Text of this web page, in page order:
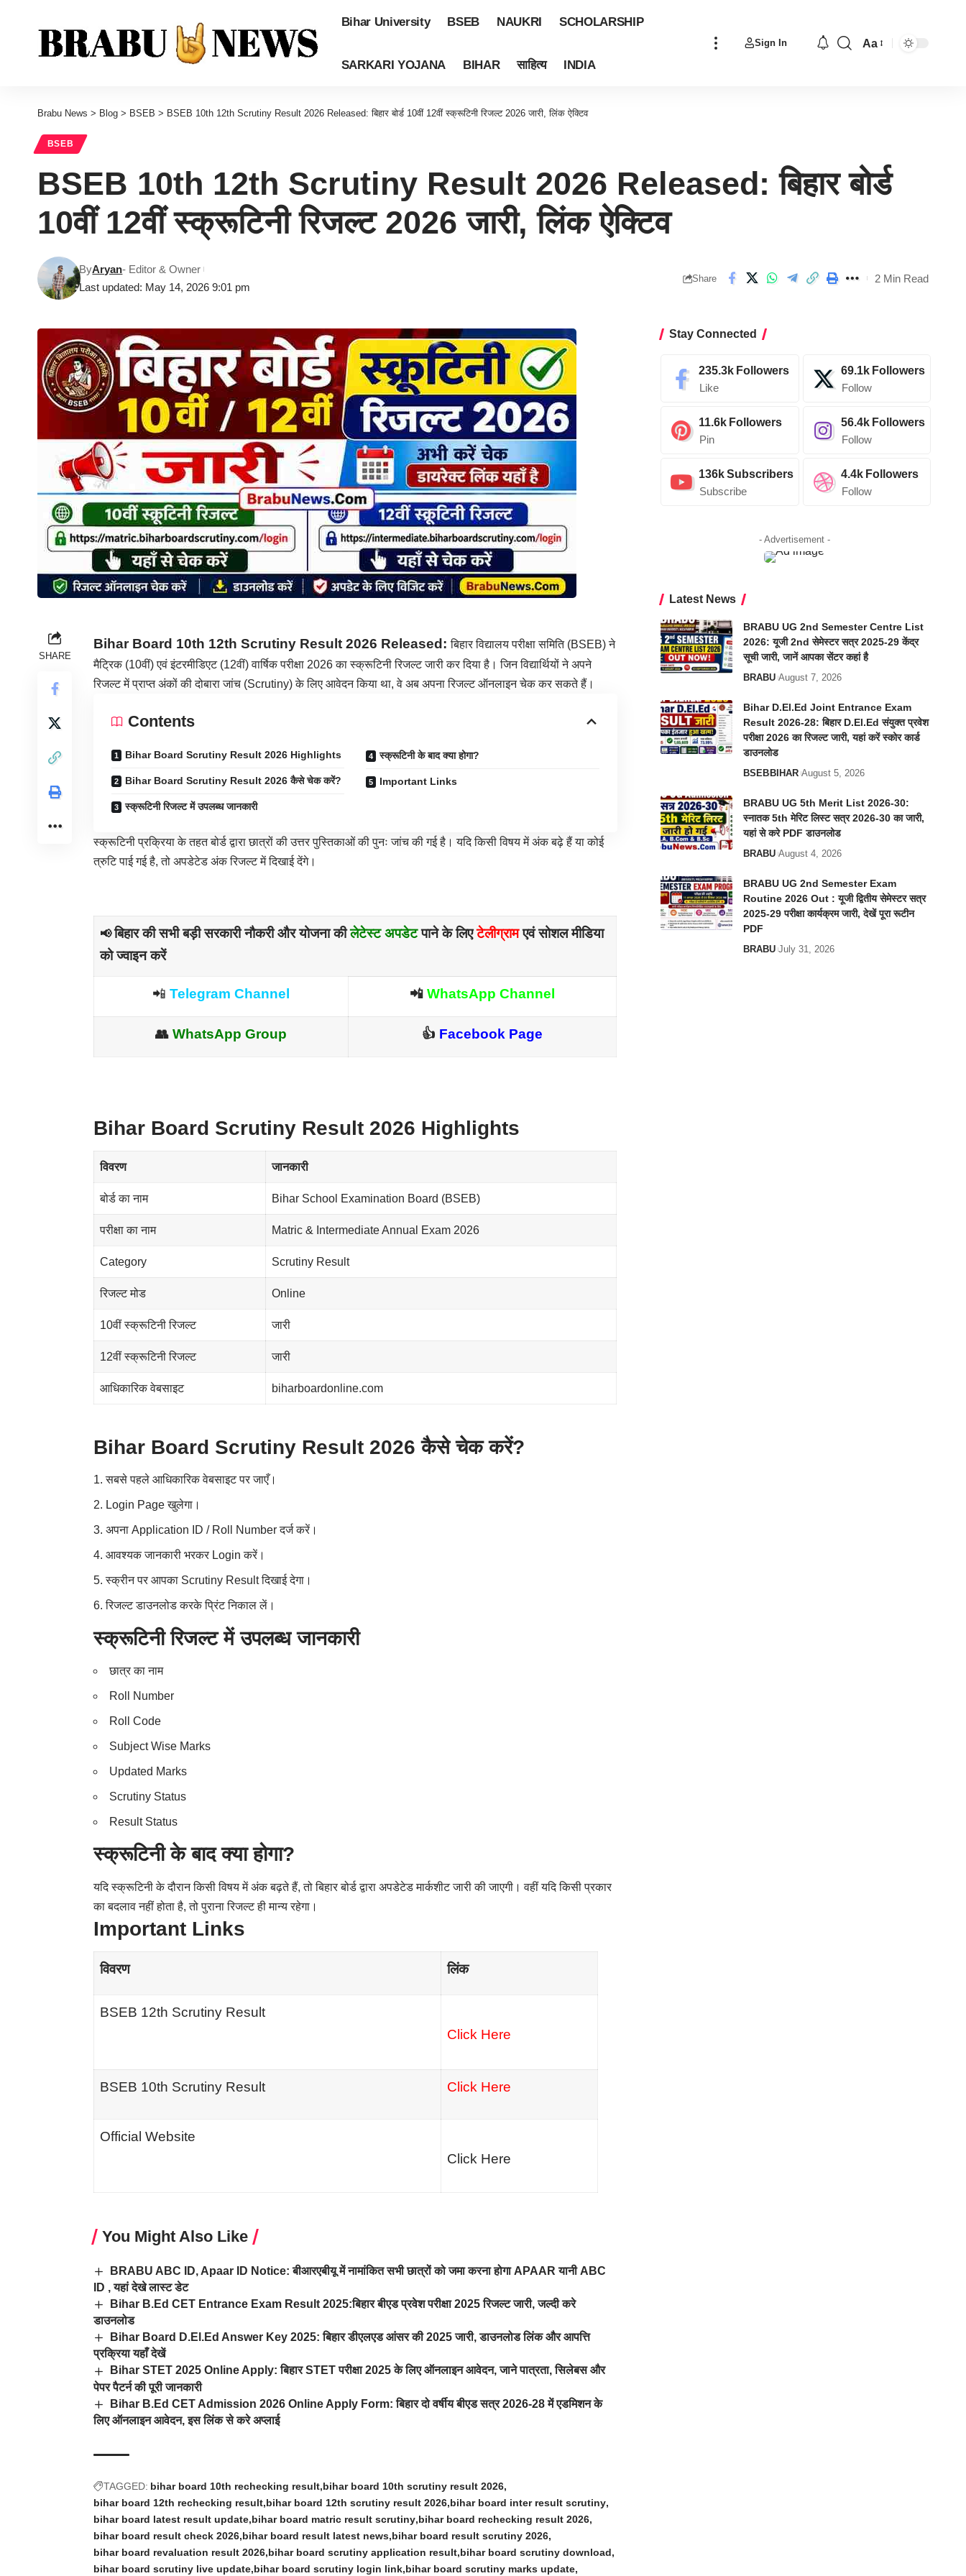
Bihar University BSEB NAUKRI SCHOLARSHIP
SARKARI YOJANA BIHAR साहित्य INDIA
Sign In Aa
Brabu News > Blog > BSEB > BSEB 10th 12th Scrutiny Result 2026 Released: बिहार बोर्ड 10वीं 12वीं स्क्रूटिनी रिजल्ट 2026 जारी, लिंक ऐक्टिव
BSEB
BSEB 10th 12th Scrutiny Result 2026 Released: बिहार बोर्ड
10वीं 12वीं स्क्रूटिनी रिजल्ट 2026 जारी, लिंक ऐक्टिव
Last updated: May 14, 2026 9:01 pm
ByAryan- Editor & Owner
Share 2 Min Read
SHARE
Bihar Board 10th 12th Scrutiny Result 2026 Released:बिहार विद्यालय परीक्षा समिति (BSEB) ने
मैट्रिक (10वीं) एवं इंटरमीडिएट (12वीं) वार्षिक परीक्षा 2026 का स्क्रूटिनी रिजल्ट जारी कर दिया है। जिन विद्यार्थियों ने अपने
रिजल्ट में प्राप्त अंकों की दोबारा जांच (Scrutiny) के लिए आवेदन किया था, वे अब अपना रिजल्ट ऑनलाइन चेक कर सकते हैं।
Contents
Bihar Board Scrutiny Result 2026 Highlights
Bihar Board Scrutiny Result 2026 कैसे चेक करें?
स्क्रूटिनी रिजल्ट में उपलब्ध जानकारी
स्क्रूटिनी के बाद क्या होगा?
Important Links
स्क्रूटिनी प्रक्रिया के तहत बोर्ड द्वारा छात्रों की उत्तर पुस्तिकाओं की पुनः जांच की गई है। यदि किसी विषय में अंक बढ़े हैं या कोई
त्रुटि पाई गई है, तो अपडेटेड अंक रिजल्ट में दिखाई देंगे।
📢बिहार की सभी बड़ी सरकारी नौकरी और योजना कीलेटेस्ट अपडेटपाने के लिएटेलीग्रामएवं सोशल मीडिया
को ज्वाइन करें
📲 Telegram Channel 📲 WhatsApp Channel
👥 WhatsApp Group 👍 Facebook Page
Bihar Board Scrutiny Result 2026 Highlights
विवरण जानकारी
बोर्ड का नाम Bihar School Examination Board (BSEB)
परीक्षा का नाम Matric & Intermediate Annual Exam 2026
Category Scrutiny Result
रिजल्ट मोड Online
10वीं स्क्रूटिनी रिजल्ट जारी
12वीं स्क्रूटिनी रिजल्ट जारी
आधिकारिक वेबसाइट biharboardonline.com
Bihar Board Scrutiny Result 2026 कैसे चेक करें?
सबसे पहले आधिकारिक वेबसाइट पर जाएँ।
Login Page खुलेगा।
अपना Application ID / Roll Number दर्ज करें।
आवश्यक जानकारी भरकर Login करें।
स्क्रीन पर आपका Scrutiny Result दिखाई देगा।
रिजल्ट डाउनलोड करके प्रिंट निकाल लें।
स्क्रूटिनी रिजल्ट में उपलब्ध जानकारी
छात्र का नाम
Roll Number
Roll Code
Subject Wise Marks
Updated Marks
Scrutiny Status
Result Status
स्क्रूटिनी के बाद क्या होगा?
यदि स्क्रूटिनी के दौरान किसी विषय में अंक बढ़ते हैं, तो बिहार बोर्ड द्वारा अपडेटेड मार्कशीट जारी की जाएगी। वहीं यदि किसी प्रकार
का बदलाव नहीं होता है, तो पुराना रिजल्ट ही मान्य रहेगा।
Important Links
विवरण लिंक
BSEB 12th Scrutiny Result
Click Here
BSEB 10th Scrutiny Result Click Here
Official Website
Click Here
You Might Also Like
BRABU ABC ID, Apaar ID Notice: बीआरएबीयू में नामांकित सभी छात्रों को जमा करना होगा APAAR यानी ABC
ID , यहां देखे लास्ट डेट
Bihar B.Ed CET Entrance Exam Result 2025:बिहार बीएड प्रवेश परीक्षा 2025 रिजल्ट जारी, जल्दी करे
डाउनलोड
Bihar Board D.El.Ed Answer Key 2025: बिहार डीएलएड आंसर की 2025 जारी, डाउनलोड लिंक और आपत्ति
प्रक्रिया यहाँ देखें
Bihar STET 2025 Online Apply: बिहार STET परीक्षा 2025 के लिए ऑनलाइन आवेदन, जाने पात्रता, सिलेबस और
पेपर पैटर्न की पूरी जानकारी
Bihar B.Ed CET Admission 2026 Online Apply Form: बिहार दो वर्षीय बीएड सत्र 2026-28 में एडमिशन के
लिए ऑनलाइन आवेदन, इस लिंक से करे अप्लाई
TAGGED: bihar board 10th rechecking result bihar board 10th scrutiny result 2026
bihar board 12th rechecking result bihar board 12th scrutiny result 2026 bihar board inter result scrutiny
bihar board latest result update bihar board matric result scrutiny bihar board rechecking result 2026
bihar board result check 2026 bihar board result latest news bihar board result scrutiny 2026
bihar board revaluation result 2026 bihar board scrutiny application result bihar board scrutiny download
bihar board scrutiny live update bihar board scrutiny login link bihar board scrutiny marks update
Stay Connected
235.3k Followers
Like
69.1k Followers
Follow
11.6k Followers
Pin
56.4k Followers
Follow
136kSubscribers
Subscribe
4.4k Followers
Follow
- Advertisement -
Latest News
BRABU UG 2nd Semester Centre List
2026: यूजी 2nd सेमेस्टर सत्र 2025-29 केंद्र
सूची जारी, जानें आपका सेंटर कहां है
BRABU August 7, 2026
Bihar D.El.Ed Joint Entrance Exam
Result 2026-28: बिहार D.El.Ed संयुक्त प्रवेश
परीक्षा 2026 का रिजल्ट जारी, यहां करें स्कोर कार्ड
डाउनलोड
BSEBBIHAR August 5, 2026
BRABU UG 5th Merit List 2026-30:
स्नातक 5th मेरिट लिस्ट सत्र 2026-30 का जारी,
यहां से करे PDF डाउनलोड
BRABU August 4, 2026
BRABU UG 2nd Semester Exam
Routine 2026 Out : यूजी द्वितीय सेमेस्टर सत्र
2025-29 परीक्षा कार्यक्रम जारी, देखें पूरा रूटीन
PDF
BRABU July 31, 2026